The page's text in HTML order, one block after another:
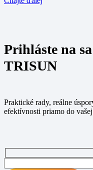
Prihláste na
TRISUN
Praktické rady, reálne
efektívnosti priamo do